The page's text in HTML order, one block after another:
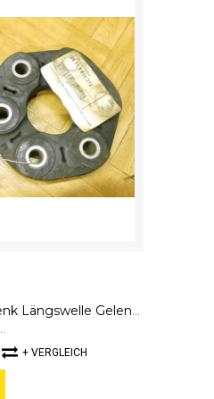
Hardyscheibe Gelenk Längswelle Gelenkscheibe BMW SGF GAB01-041 7610372
+ VERGLEICH